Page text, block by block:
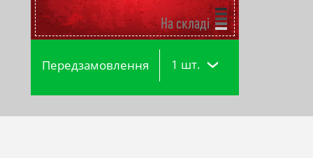
На складі
Передзамовлення 1 шт.